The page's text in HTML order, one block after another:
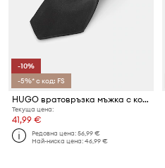
-10%
-5%* с код: FS
HUGO вратовръзка мъжка с коприна Tie cm 6
Текуща цена:
41,99 €
Редовна цена:56,99 €
Най-ниска цена:46,99 €